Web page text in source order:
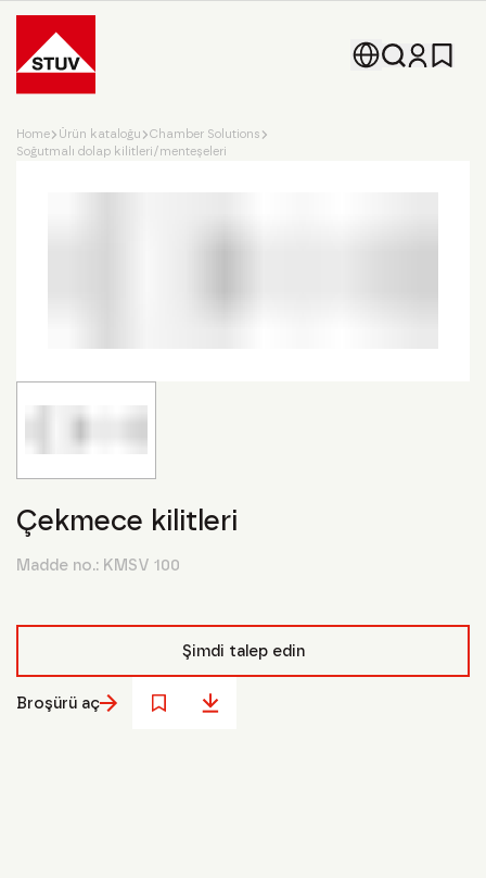
Go To the Homepage
Home Ürün kataloğu
Chamber Solutions
Soğutmalı dolap kilitleri/menteşeleri
Çekmece kilitleri
Madde no.: KMSV 100
Şimdi talep edin
Broşürü aç